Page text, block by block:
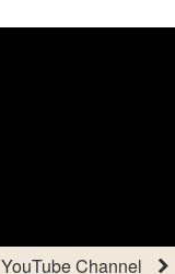
YouTube Channel